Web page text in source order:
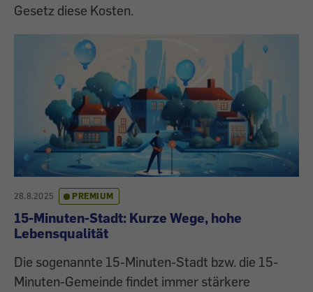
Gesetz diese Kosten.
28.8.2025 PREMIUM
15-Minuten-Stadt: Kurze Wege, hohe
Lebensqualität
Die sogenannte 15-Minuten-Stadt bzw. die 15-
Minuten-Gemeinde findet immer stärkere